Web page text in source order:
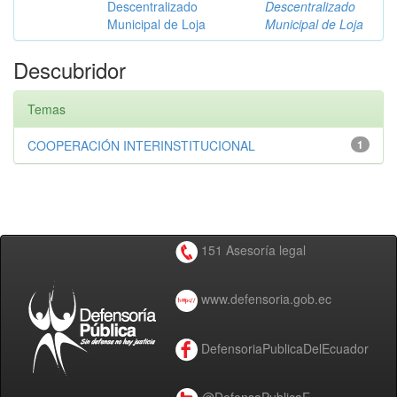
Descentralizado
Municipal de Loja
Descentralizado
Municipal de Loja
Descubridor
Temas
1
COOPERACIÓN INTERINSTITUCIONAL
151 Asesoría legal
www.defensoria.gob.ec
DefensoriaPublicaDelEcuador